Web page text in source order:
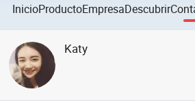
InicioProductoEmpresaDescubrir
Katy